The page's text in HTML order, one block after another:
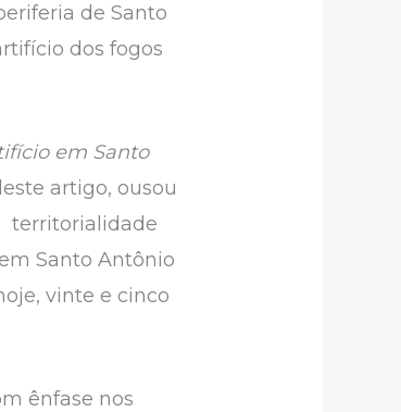
de Santo
dos fogos
em Santo
artigo, ousou
territorialidade
Santo Antônio
vinte e cinco
ênfase nos